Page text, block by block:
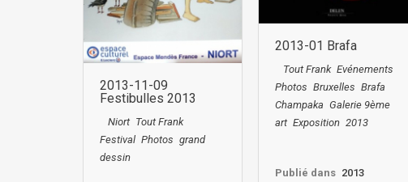
2013-11-09
Festibulles 2013
Niort Tout Frank
Festival Photos grand
dessin
2013-01 Brafa
Tout Frank Evénements
Photos Bruxelles Brafa
Champaka Galerie 9ème
art Exposition 2013
Publié dans 2013